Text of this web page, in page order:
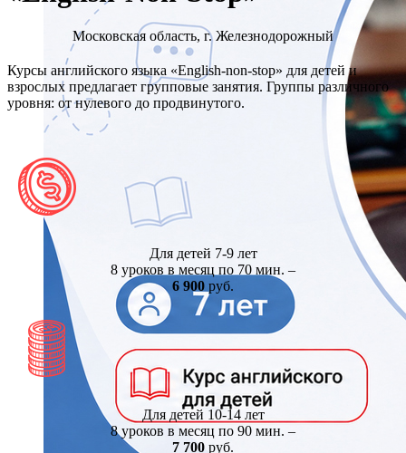
Московская область, г. Железнодорожный
Курсы английского языка «English-non-stop» для детей и
взрослых предлагает групповые занятия. Группы различного
уровня: от нулевого до продвинутого.
Для детей 7-9 лет
8 уроков в месяц по 70 мин. –
6 900 руб.
Для детей 10-14 лет
8 уроков в месяц по 90 мин. –
7 700 руб.